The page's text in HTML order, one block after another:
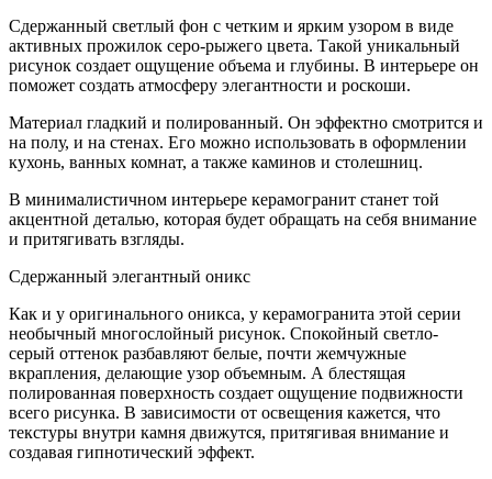
Сдержанный светлый фон с четким и ярким узором в виде
активных прожилок серо-рыжего цвета. Такой уникальный
рисунок создает ощущение объема и глубины. В интерьере он
поможет создать атмосферу элегантности и роскоши.
Материал гладкий и полированный. Он эффектно смотрится и
на полу, и на стенах. Его можно использовать в оформлении
кухонь, ванных комнат, а также каминов и столешниц.
В минималистичном интерьере керамогранит станет той
акцентной деталью, которая будет обращать на себя внимание
и притягивать взгляды.
Сдержанный элегантный оникс
Как и у оригинального оникса, у керамогранита этой серии
необычный многослойный рисунок. Спокойный светло-
серый оттенок разбавляют белые, почти жемчужные
вкрапления, делающие узор объемным. А блестящая
полированная поверхность создает ощущение подвижности
всего рисунка. В зависимости от освещения кажется, что
текстуры внутри камня движутся, притягивая внимание и
создавая гипнотический эффект.